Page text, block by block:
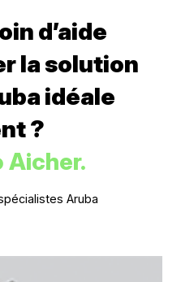
d’aide
la solution
idéale
?
Aicher.
Aruba